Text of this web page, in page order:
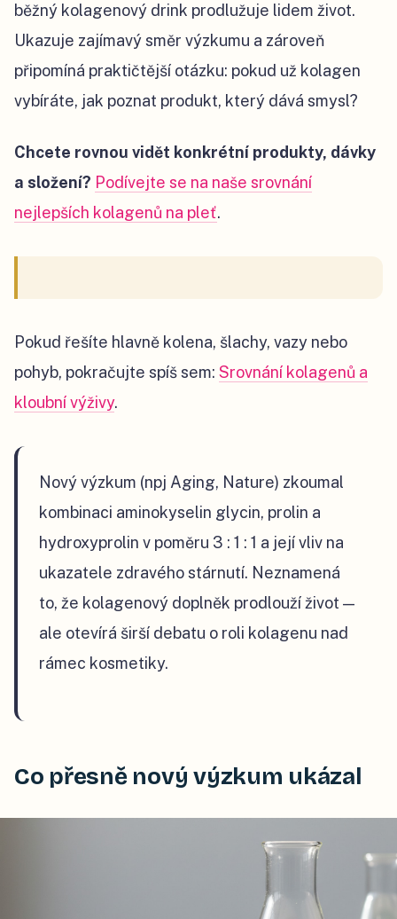
běžný kolagenový drink prodlužuje lidem život.
Ukazuje zajímavý směr výzkumu a zároveň
připomíná praktičtější otázku: pokud už kolagen
vybíráte, jak poznat produkt, který dává smysl?
Chcete rovnou vidět konkrétní produkty, dávky
a složení? Podívejte se na naše srovnání
nejlepších kolagenů na pleť.
Pokud řešíte hlavně kolena, šlachy, vazy nebo
pohyb, pokračujte spíš sem: Srovnání kolagenů a
kloubní výživy.
Nový výzkum (npj Aging, Nature) zkoumal
kombinaci aminokyselin glycin, prolin a
hydroxyprolin v poměru 3 : 1 : 1 a její vliv na
ukazatele zdravého stárnutí. Neznamená
to, že kolagenový doplněk prodlouží život —
ale otevírá širší debatu o roli kolagenu nad
rámec kosmetiky.
Co přesně nový výzkum ukázal